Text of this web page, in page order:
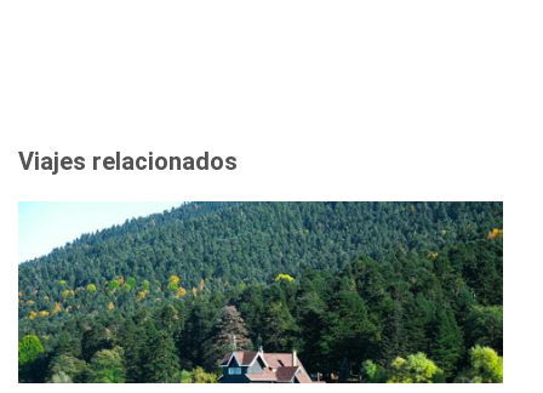
Viajes relacionados